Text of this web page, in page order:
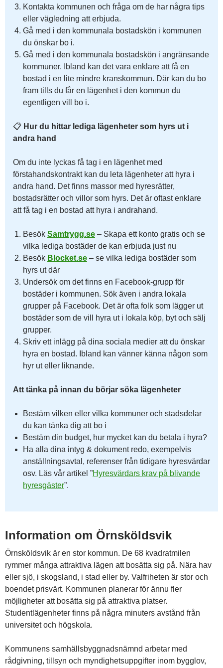
Kontakta kommunen och fråga om de har några tips
eller vägledning att erbjuda.
Gå med i den kommunala bostadskön i kommunen
du önskar bo i.
Gå med i den kommunala bostadskön i angränsande
kommuner. Ibland kan det vara enklare att få en
bostad i en lite mindre kranskommun. Där kan du bo
fram tills du får en lägenhet i den kommun du
egentligen vill bo i.
📋 Hur du hittar lediga lägenheter som hyrs ut i
andra hand
Om du inte lyckas få tag i en lägenhet med
förstahandskontrakt kan du leta lägenheter att hyra i
andra hand. Det finns massor med hyresrätter,
bostadsrätter och villor som hyrs. Det är oftast enklare
att få tag i en bostad att hyra i andrahand.
Besök Samtrygg.se – Skapa ett konto gratis och se
vilka lediga bostäder de kan erbjuda just nu
Besök Blocket.se – se vilka lediga bostäder som
hyrs ut där
Undersök om det finns en Facebook-grupp för
bostäder i kommunen. Sök även i andra lokala
grupper på Facebook. Det är ofta folk som lägger ut
bostäder som de vill hyra ut i lokala köp, byt och sälj
grupper.
Skriv ett inlägg på dina sociala medier att du önskar
hyra en bostad. Ibland kan vänner känna någon som
hyr ut eller liknande.
Att tänka på innan du börjar söka lägenheter
Bestäm vilken eller vilka kommuner och stadsdelar
du kan tänka dig att bo i
Bestäm din budget, hur mycket kan du betala i hyra?
Ha alla dina intyg & dokument redo, exempelvis
anställningsavtal, referenser från tidigare hyresvärdar
osv. Läs vår artikel ”Hyresvärdars krav på blivande
hyresgäster”.
Information om Örnsköldsvik
Örnsköldsvik är en stor kommun. De 68 kvadratmilen
rymmer många attraktiva lägen att bosätta sig på. Nära hav
eller sjö, i skogsland, i stad eller by. Valfriheten är stor och
boendet prisvärt. Kommunen planerar för ännu fler
möjligheter att bosätta sig på attraktiva platser.
Studentlägenheter finns på några minuters avstånd från
universitet och högskola.
Kommunens samhällsbyggnadsnämnd arbetar med
rådgivning, tillsyn och myndighetsuppgifter inom bygglov,